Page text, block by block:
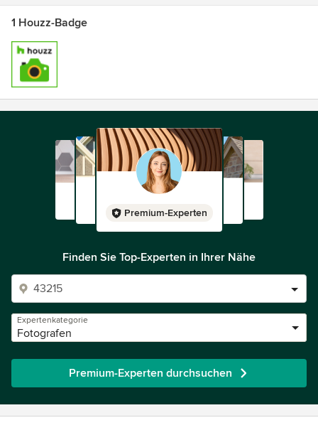
1 Houzz-Badge
Premium-Experten
Finden Sie Top-Experten in Ihrer Nähe
Expertenkategorie
Fotografen
Premium-Experten durchsuchen